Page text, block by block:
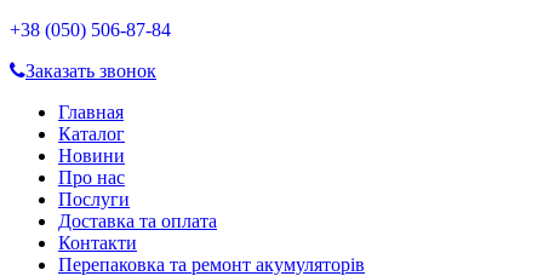
+38 (050) 506-87-84
Заказать звонок
Главная
Каталог
Новини
Про нас
Послуги
Доставка та оплата
Контакти
Перепаковка та ремонт акумуляторів